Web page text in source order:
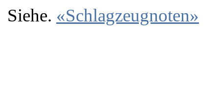
Siehe. «Schlagzeugnoten»